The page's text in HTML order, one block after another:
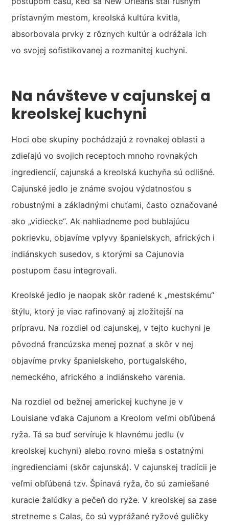
prístavným mestom, kreolská kultúra kvitla,
absorbovala prvky z rôznych kultúr a odrážala ich
vo svojej sofistikovanej a rozmanitej kuchyni.
Na návšteve v cajunskej a
kreolskej kuchyni
Hoci obe skupiny pochádzajú z rovnakej oblasti a
zdieľajú vo svojich receptoch mnoho rovnakých
ingrediencií, cajunská a kreolská kuchyňa sú odlišné.
Cajunské jedlo je známe svojou výdatnosťou s
robustnými a základnými chuťami, často označované
ako „vidiecke“. Ak nahliadneme pod bublajúcu
pokrievku, objavíme vplyvy španielskych, afrických i
indiánskych susedov, s ktorými sa Cajunovia
postupom času integrovali.
Kreolské jedlo je naopak skôr radené k „mestskému“
štýlu, ktorý je viac rafinovaný aj zložitejší na
prípravu. Na rozdiel od cajunskej, v tejto kuchyni je
pôvodná francúzska menej poznať a skôr v nej
objavíme prvky španielskeho, portugalského,
nemeckého, afrického a indiánskeho varenia.
Na rozdiel od bežnej americkej kuchyne je v
Louisiane vďaka Cajunom a Kreolom veľmi obľúbená
ryža. Tá sa buď servíruje k hlavnému jedlu (v
kreolskej kuchyni) alebo rovno mieša s ostatnými
ingredienciami (skôr cajunská). V cajunskej tradícii je
veľmi obľúbená tzv. Špinavá ryža, čo sú zamiešané
kuracie žalúdky a pečeň do ryže. V kreolskej sa zase
stretneme s Calas, čo sú vyprážané ryžové guličky